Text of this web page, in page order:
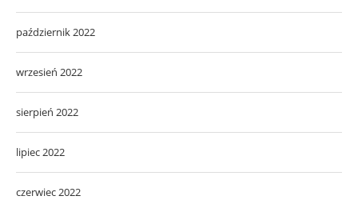
październik 2022
wrzesień 2022
sierpień 2022
lipiec 2022
czerwiec 2022